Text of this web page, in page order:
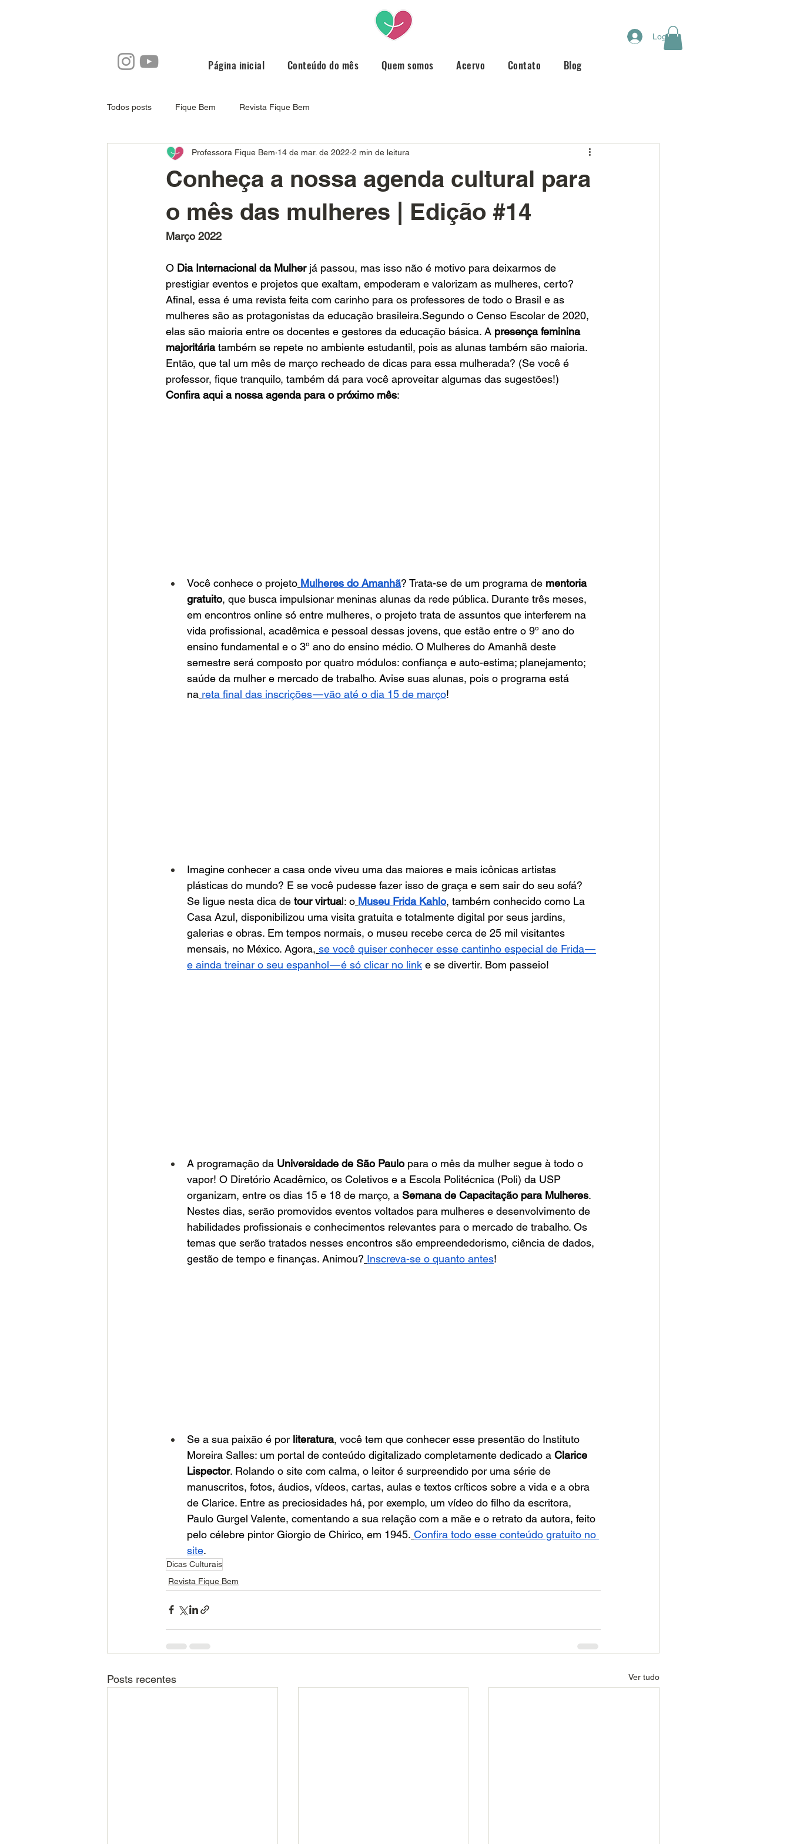
Página inicial Conteúdo do mês Quem somos Acervo Contato Blog
Login
Todos posts Fique Bem Revista Fique Bem
Conheça a nossa agenda cultural para
o mês das mulheres | Edição #14
Professora Fique Bem 14 de mar. de 2022 2 min de leitura
Março 2022
O Dia Internacional da Mulher já passou, mas isso não é motivo para deixarmos de
prestigiar eventos e projetos que exaltam, empoderam e valorizam as mulheres, certo?
Afinal, essa é uma revista feita com carinho para os professores de todo o Brasil e as
mulheres são as protagonistas da educação brasileira.​Segundo o Censo Escolar de 2020,
elas são maioria entre os docentes e gestores da educação básica. A presença feminina
majoritária também se repete no ambiente estudantil, pois as alunas também são maioria.
Então, que tal um mês de março recheado de dicas para essa mulherada? (Se você é
professor, fique tranquilo, também dá para você aproveitar algumas das sugestões!)​
Confira aqui a nossa agenda para o próximo mês:
Você conhece o projeto Mulheres do Amanhã? Trata-se de um programa de mentoria
gratuito, que busca impulsionar meninas alunas da rede pública. Durante três meses,
em encontros online só entre mulheres, o projeto trata de assuntos que interferem na
vida profissional, acadêmica e pessoal dessas jovens, que estão entre o 9º ano do
ensino fundamental e o 3º ano do ensino médio. O Mulheres do Amanhã deste
semestre será composto por quatro módulos: confiança e auto-estima; planejamento;
saúde da mulher e mercado de trabalho. Avise suas alunas, pois o programa está
na reta final das inscrições — vão até o dia 15 de março!
Imagine conhecer a casa onde viveu uma das maiores e mais icônicas artistas
plásticas do mundo? E se você pudesse fazer isso de graça e sem sair do seu sofá?
Se ligue nesta dica de tour virtual: o Museu Frida Kahlo, também conhecido como La
Casa Azul, disponibilizou uma visita gratuita e totalmente digital por seus jardins,
galerias e obras. Em tempos normais, o museu recebe cerca de 25 mil visitantes
mensais, no México. Agora, se você quiser conhecer esse cantinho especial de Frida —
e ainda treinar o seu espanhol — é só clicar no link e se divertir. Bom passeio!
A programação da Universidade de São Paulo para o mês da mulher segue à todo o
vapor! O Diretório Acadêmico, os Coletivos e a Escola Politécnica (Poli) da USP
organizam, entre os dias 15 e 18 de março, a Semana de Capacitação para Mulheres.
Nestes dias, serão promovidos eventos voltados para mulheres e desenvolvimento de
habilidades profissionais e conhecimentos relevantes para o mercado de trabalho. Os
temas que serão tratados nesses encontros são empreendedorismo, ciência de dados,
gestão de tempo e finanças. Animou? Inscreva-se o quanto antes!
Se a sua paixão é por literatura, você tem que conhecer esse presentão do Instituto
Moreira Salles: um portal de conteúdo digitalizado completamente dedicado a Clarice
Lispector. Rolando o site com calma, o leitor é surpreendido por uma série de
manuscritos, fotos, áudios, vídeos, cartas, aulas e textos críticos sobre a vida e a obra
de Clarice. Entre as preciosidades há, por exemplo, um vídeo do filho da escritora,
Paulo Gurgel Valente, comentando a sua relação com a mãe e o retrato da autora, feito
pelo célebre pintor Giorgio de Chirico, em 1945. Confira todo esse conteúdo gratuito no
site.
Dicas Culturais
Revista Fique Bem
Posts recentes Ver tudo